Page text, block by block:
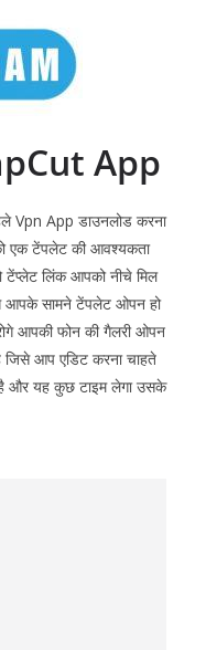
App
Vpn App डाउनलोड करना
एक टेंपलेट की आवश्यकता
टेंप्लेट लिंक आपको नीचे मिल
आपके सामने टेंपलेट ओपन हो
आपकी फोन की गैलरी ओपन
जिसे आप एडिट करना चाहते
और यह कुछ टाइम लेगा उसके